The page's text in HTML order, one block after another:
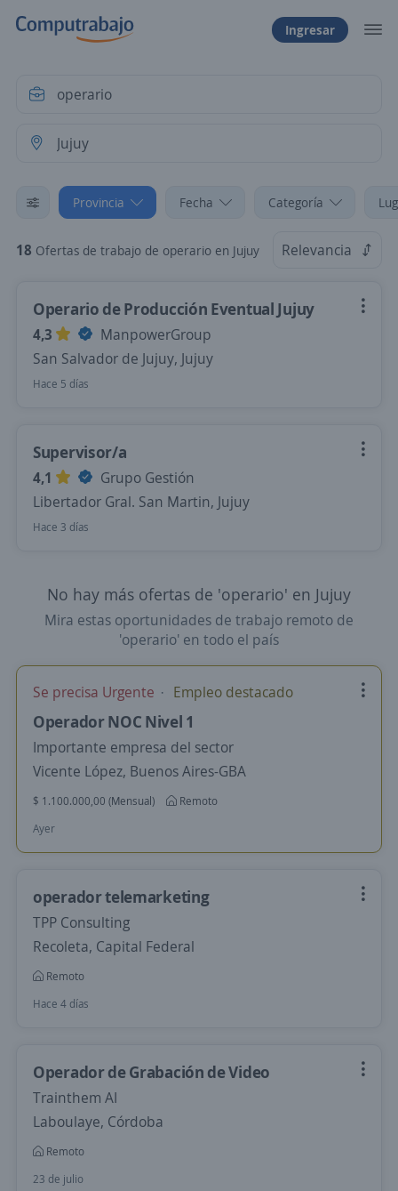
Ingresar
Provincia Fecha Categoría
18 Ofertas de trabajo de operario en Jujuy Relevancia
Operario de Producción Eventual Jujuy
4,3
ManpowerGroup
San Salvador de Jujuy, Jujuy
Hace 5 días
Supervisor/a
4,1
Grupo Gestión
Libertador Gral. San Martin, Jujuy
Hace 3 días
No hay más ofertas de 'operario' en Jujuy
Mira estas oportunidades de trabajo remoto de
'operario' en todo el país
Se precisa Urgente Empleo destacado
Operador NOC Nivel 1
Importante empresa del sector
Vicente López, Buenos Aires-GBA
$ 1.100.000,00 (Mensual)
Remoto
Ayer
operador telemarketing
TPP Consulting
Recoleta, Capital Federal
Remoto
Hace 4 días
Operador de Grabación de Video
Trainthem AI
Laboulaye, Córdoba
Remoto
23 de julio